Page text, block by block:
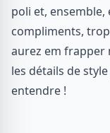
poli et,
compliments,
aurez em frapper
les détails de
entendre !